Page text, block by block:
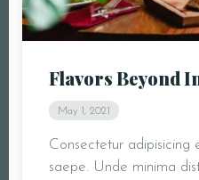
Flavors Beyond
May 1, 2021
Consectetur adipisicing
saepe. Unde minima